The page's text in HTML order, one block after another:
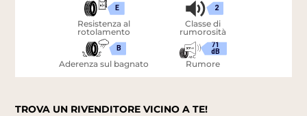
E
Resistenza al
rotolamento
B
Aderenza sul bagnato
2
Classe di
rumorosità
71
dB
Rumore
TROVA UN RIVENDITORE VICINO A TE!